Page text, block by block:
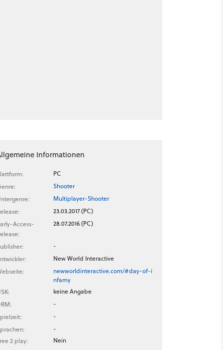
Informationen
PC
Shooter
Multiplayer-Shooter
23.03.2017 (PC)
Access-
28.07.2016 (PC)
-
New World Interactive
newworldinteractive.com/#day-of-i
nfamy
keine Angabe
-
-
-
2 play:
Nein